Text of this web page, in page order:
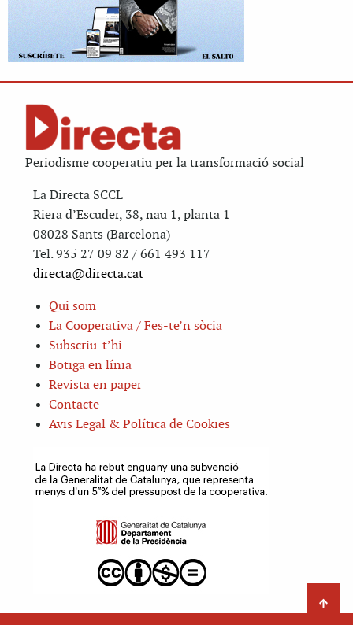
Periodisme cooperatiu per la transformació social
La Directa SCCL
Riera d’Escuder, 38, nau 1, planta 1
08028 Sants (Barcelona)
Tel. 935 27 09 82 / 661 493 117
directa@directa.cat
Qui som
La Cooperativa / Fes-te’n sòcia
Subscriu-t’hi
Botiga en línia
Revista en paper
Contacte
Avis Legal & Política de Cookies